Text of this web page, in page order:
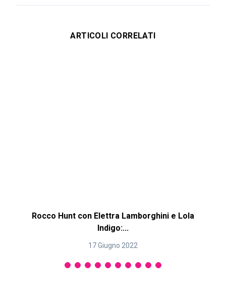
ARTICOLI CORRELATI
Rocco Hunt con Elettra Lamborghini e Lola
Indigo:...
17 Giugno 2022